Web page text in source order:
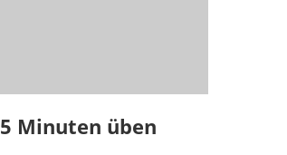
5 Minuten üben